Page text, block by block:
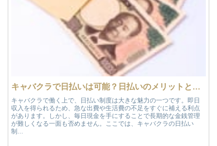
キャバクラで日払いは可能？日払いのメリットとデメリットを紹介！
キャバクラで働く上で、日払い制度は大きな魅力の一つです。即日
収入を得られるため、急な出費や生活費の不足をすぐに補える利点
があります。しかし、毎日現金を手にすることで長期的な金銭管理
が難しくなる一面も否めません。ここでは、キャバクラの日払い
制...